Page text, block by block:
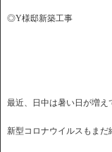
◎Y様邸新築工事
最近、日中は暑い日が増
新型コロナウイルスもまだ